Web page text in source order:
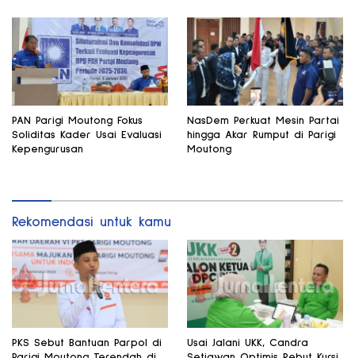
PAN Parigi Moutong Fokus
Soliditas Kader Usai Evaluasi
Kepengurusan
NasDem Perkuat Mesin Partai
hingga Akar Rumput di Parigi
Moutong
Rekomendasi untuk kamu
PKS Sebut Bantuan Parpol di
Usai Jalani UKK, Candra